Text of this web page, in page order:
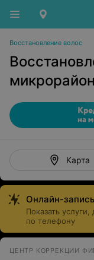
Восстановление волос
Карта
Онлайн-запись
Показать
по телефону
ЦЕНТР КОРРЕКЦИИ